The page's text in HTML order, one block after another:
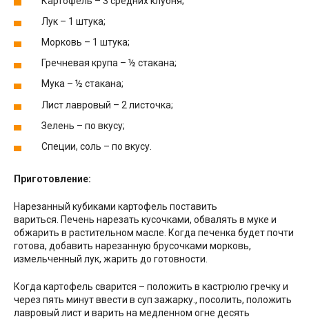
Лук – 1 штука;
Морковь – 1 штука;
Гречневая крупа – ½ стакана;
Мука – ½ стакана;
Лист лавровый – 2 листочка;
Зелень – по вкусу;
Специи, соль – по вкусу.
Приготовление:
Нарезанный кубиками картофель поставить
вариться. Печень нарезать кусочками, обвалять в муке и
обжарить в растительном масле. Когда печенка будет почти
готова, добавить нарезанную брусочками морковь,
измельченный лук, жарить до готовности.
Когда картофель сварится – положить в кастрюлю гречку и
через пять минут ввести в суп зажарку., посолить, положить
лавровый лист и варить на медленном огне десять